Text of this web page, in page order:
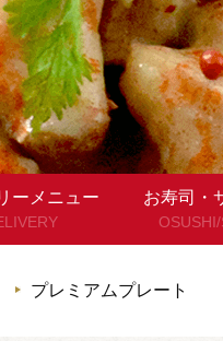
ーメニュー お寿司・
プレミアムプレート